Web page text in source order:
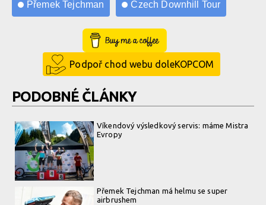
Přemek Tejchman Czech Downhill Tour
Buy Me a Coffee
Podpoř chod webu doleKOPCOM
PODOBNÉ ČLÁNKY
Víkendový výsledkový servis: máme Mistra
Evropy
Přemek Tejchman má helmu se super
airbrushem